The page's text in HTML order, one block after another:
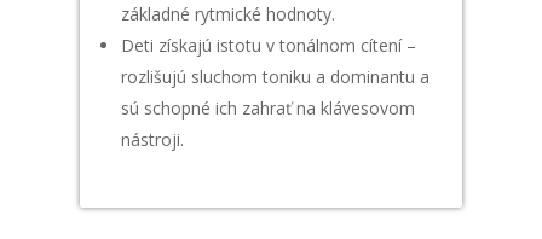
základné rytmické hodnoty.
Deti získajú istotu v tonálnom cítení –
rozlišujú sluchom toniku a dominantu a
sú schopné ich zahrať na klávesovom
nástroji.